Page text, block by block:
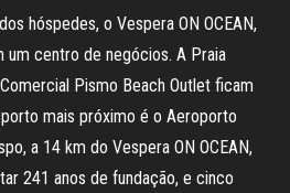
hóspedes, o Vespera ON OCEAN,
um centro de negócios. A Praia
Pismo Beach Outlet ficam
mais próximo é o Aeroporto
a 14 km do Vespera ON OCEAN,
241 anos de fundação, e cinco